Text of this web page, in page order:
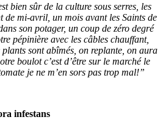
bien sûr de la culture sous serres, les
de mi-avril, un mois avant les Saints de
son potager, un coup de zéro degré
pépinière avec les câbles chauffant,
sont abîmés, on replante, on aura
boulot c’est d’être sur le marché le
je ne m’en sors pas trop mal!”
infestans